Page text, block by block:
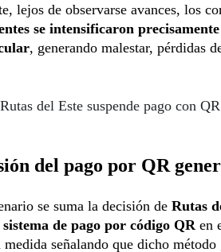
lejos de observarse avances, los
se intensificaron
, generando malestar, pérdidas
Rutas del Este suspende pago con
del pago por QR
se suma la decisión de Rutas
sistema de pago por código QR en
señalando que dicho método